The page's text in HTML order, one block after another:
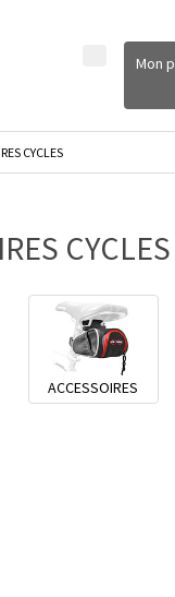
CYCLES
CYCLES
ACCESSOIRES